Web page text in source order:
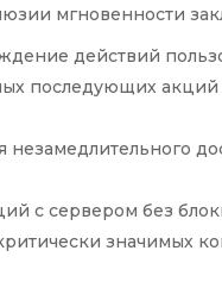
мгновенности
действий
последующих
с сервером без
значимых